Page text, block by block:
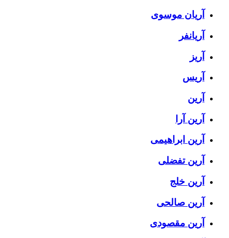
آریان موسوی
آریانفر
آریز
آریس
آرین
آرین آرا
آرین ابراهیمی
آرین تفضلی
آرین خلج
آرین صالحی
آرین مقصودی